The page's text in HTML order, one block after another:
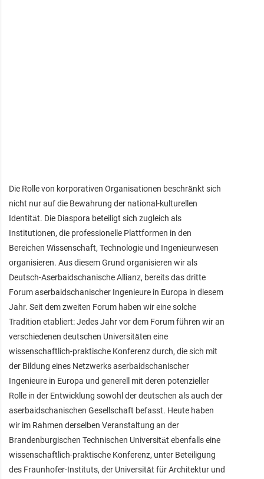
Die Rolle von korporativen Organisationen beschränkt sich
nicht nur auf die Bewahrung der national-kulturellen
Identität. Die Diaspora beteiligt sich zugleich als
Institutionen, die professionelle Plattformen in den
Bereichen Wissenschaft, Technologie und Ingenieurwesen
organisieren. Aus diesem Grund organisieren wir als
Deutsch-Aserbaidschanische Allianz, bereits das dritte
Forum aserbaidschanischer Ingenieure in Europa in diesem
Jahr. Seit dem zweiten Forum haben wir eine solche
Tradition etabliert: Jedes Jahr vor dem Forum führen wir an
verschiedenen deutschen Universitäten eine
wissenschaftlich-praktische Konferenz durch, die sich mit
der Bildung eines Netzwerks aserbaidschanischer
Ingenieure in Europa und generell mit deren potenzieller
Rolle in der Entwicklung sowohl der deutschen als auch der
aserbaidschanischen Gesellschaft befasst. Heute haben
wir im Rahmen derselben Veranstaltung an der
Brandenburgischen Technischen Universität ebenfalls eine
wissenschaftlich-praktische Konferenz, unter Beteiligung
des Fraunhofer-Instituts, der Universität für Architektur und